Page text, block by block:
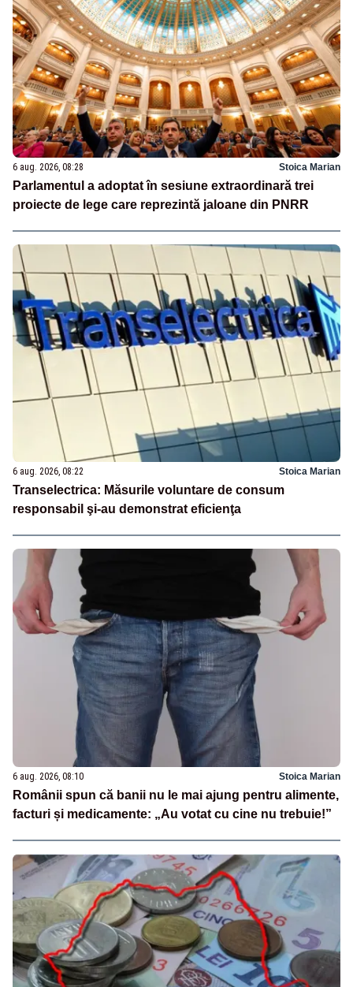
6 aug. 2026, 08:28 Stoica Marian
Parlamentul a adoptat în sesiune extraordinară trei
proiecte de lege care reprezintă jaloane din PNRR
6 aug. 2026, 08:22 Stoica Marian
Transelectrica: Măsurile voluntare de consum
responsabil şi-au demonstrat eficienţa
6 aug. 2026, 08:10 Stoica Marian
Românii spun că banii nu le mai ajung pentru alimente,
facturi și medicamente: „Au votat cu cine nu trebuie!”